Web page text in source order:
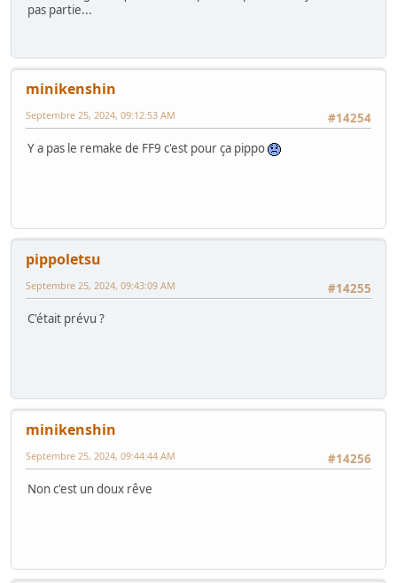
pas partie...
minikenshin
#14254
Septembre 25, 2024, 09:12:53 AM
Y a pas le remake de FF9 c'est pour ça pippo
pippoletsu
#14255
Septembre 25, 2024, 09:43:09 AM
C'était prévu ?
minikenshin
#14256
Septembre 25, 2024, 09:44:44 AM
Non c'est un doux rêve